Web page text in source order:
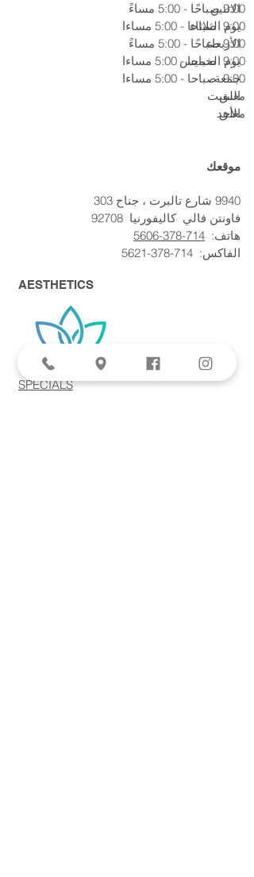
الاثنين
يوم الثلاثاء
الأربعاء
يوم الخميس
جمعة
السبت
الأحد
9:00 صباحًا - 5:00 مساءً
9:00 صباحا - 5:00 مساءا
9:00 صباحًا - 5:00 مساءً
9:00 صباحا - 5:00 مساءا
9:00 صباحا - 5:00 مساءا
مغلق
مغلق
موقعك
9940 شارع تالبرت ، جناح 303
فاونتن فالي كاليفورنيا 92708
هاتف: 714-378-5606
الفاكس: 714-378-5621
AESTHETICS
SPECIALS